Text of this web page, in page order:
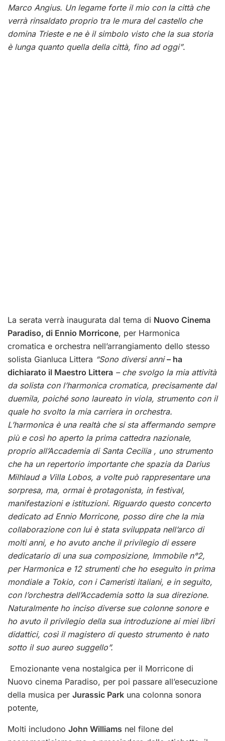
Marco Angius. Un legame forte il mio con la città che
verrà rinsaldato proprio tra le mura del castello che
domina Trieste e ne è il simbolo visto che la sua storia
è lunga quanto quella della città, fino ad oggi”.
La serata verrà inaugurata dal tema di Nuovo Cinema
Paradiso, di Ennio Morricone, per Harmonica
cromatica e orchestra nell’arrangiamento dello stesso
solista Gianluca Littera “Sono diversi anni– ha
dichiarato il Maestro Littera – che svolgo la mia attività
da solista con l’harmonica cromatica, precisamente dal
duemila, poiché sono laureato in viola, strumento con il
quale ho svolto la mia carriera in orchestra.
L’harmonica è una realtà che si sta affermando sempre
più e così ho aperto la prima cattedra nazionale,
proprio all’Accademia di Santa Cecilia , uno strumento
che ha un repertorio importante che spazia da Darius
Milhlaud a Villa Lobos, a volte può rappresentare una
sorpresa, ma, ormai è protagonista, in festival,
manifestazioni e istituzioni. Riguardo questo concerto
dedicato ad Ennio Morricone, posso dire che la mia
collaborazione con lui è stata sviluppata nell’arco di
molti anni, e ho avuto anche il privilegio di essere
dedicatario di una sua composizione, Immobile n°2,
per Harmonica e 12 strumenti che ho eseguito in prima
mondiale a Tokio, con i Cameristi italiani, e in seguito,
con l’orchestra dell’Accademia sotto la sua direzione.
Naturalmente ho inciso diverse sue colonne sonore e
ho avuto il privilegio della sua introduzione ai miei libri
didattici, così il magistero di questo strumento è nato
sotto il suo aureo suggello”.
Emozionante vena nostalgica per il Morricone di
Nuovo cinema Paradiso, per poi passare all’esecuzione
della musica per Jurassic Park una colonna sonora
potente,
Molti includono John Williams nel filone del